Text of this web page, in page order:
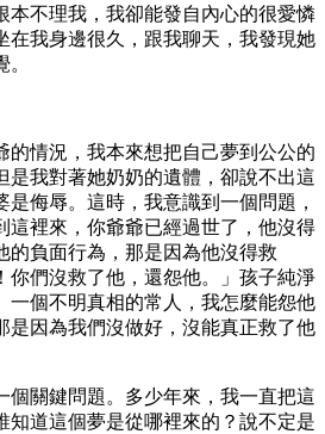
本不理我，我卻能發自內心的很愛憐
在我身邊很久，跟我聊天，我發現她
的情況，我本來想把自己夢到公公的
是我對著她奶奶的遺體，卻說不出這
侮辱。這時，我意識到一個問題，
這裡來，你爺爺已經過世了，他沒得
的負面行為，那是因為他沒得救
你們沒救了他，還怨他。」孩子純淨
一個不明真相的常人，我怎麼能怨他
是因為我們沒做好，沒能真正救了他
個關鍵問題。多少年來，我一直把這
知道這個夢是從哪裡來的？說不定是